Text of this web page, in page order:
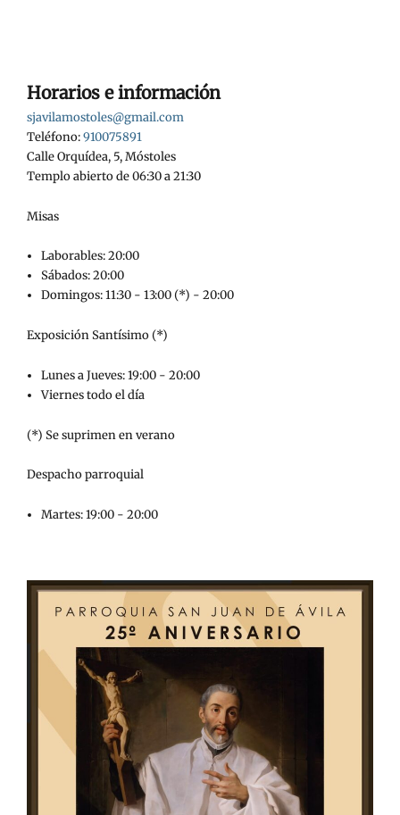
Horarios e información
sjavilamostoles@gmail.com
Teléfono:910075891
Calle Orquídea, 5, Móstoles
Templo abierto de 06:30 a 21:30
Misas
Laborables: 20:00
Sábados: 20:00
Domingos: 11:30 - 13:00 (*) - 20:00
Exposición Santísimo (*)
Lunes a Jueves: 19:00 - 20:00
Viernes todo el día
(*) Se suprimen en verano
Despacho parroquial
Martes: 19:00 - 20:00